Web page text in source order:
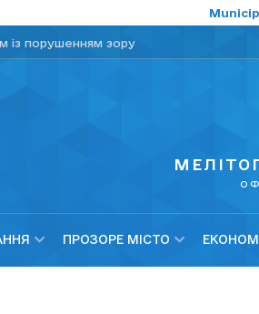
із порушенням зору
ПРОЗОРЕ МІСТО